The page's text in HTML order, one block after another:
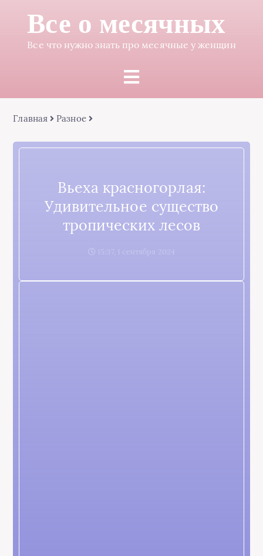
Все о месячных
Все что нужно знать про месячные у женщин
Главная Разное
Вьеха красногорлая:
Удивительное существо
тропических лесов
15:37, 1 сентября 2024